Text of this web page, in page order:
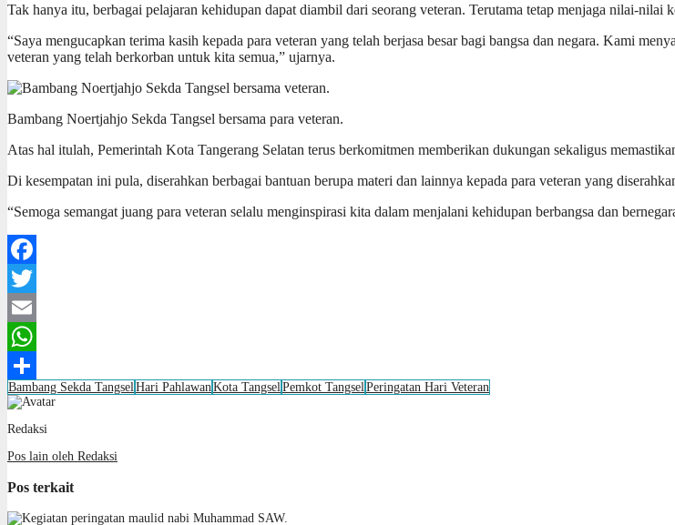
Tak hanya itu, berbagai pelajaran kehidupan dapat diambil dari seorang veteran. Terutama tetap menjaga nilai-nilai
“Saya mengucapkan terima kasih kepada para veteran yang telah berjasa besar bagi bangsa dan negara. Kami
veteran yang telah berkorban untuk kita semua,” ujarnya.
Bambang Noertjahjo Sekda Tangsel bersama para veteran.
Atas hal itulah, Pemerintah Kota Tangerang Selatan terus berkomitmen memberikan dukungan sekaligus
Di kesempatan ini pula, diserahkan berbagai bantuan berupa materi dan lainnya kepada para veteran yang
“Semoga semangat juang para veteran selalu menginspirasi kita dalam menjalani kehidupan berbangsa dan
Facebook
Twitter
Email
WhatsApp
Share
Bambang Sekda Tangsel Hari Pahlawan Kota Tangsel Pemkot Tangsel Peringatan Hari Veteran
Redaksi
Pos lain oleh Redaksi
Pos terkait